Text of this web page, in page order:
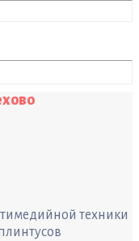
техники